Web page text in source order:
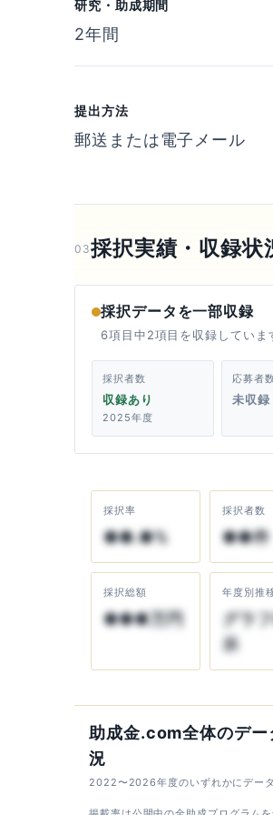
研究・助成期間
2年間
提出方法
郵送または電子メール
03採択実績・収録状
採択データを一部収録
6項目中2項目を収録していま
採択者数
収録あり
2025年度
応募者数
未収録
採択率
●●.●%
採択者数
●●件
採択総額
●●●万円
年度別推
グラ
示
助成金.com全体のデー
況
2022〜2026年度のいずれかにデー